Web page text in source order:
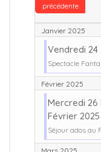
précédente
Janvier 2025
Vendredi 24
Spectacle
Février 2025
Mercredi 26
Février
Séjour ados au